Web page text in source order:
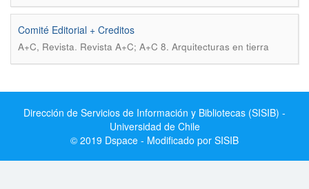
Comité Editorial + Creditos
A+C, Revista. Revista A+C; A+C 8. Arquitecturas en tierra
Dirección de Servicios de Información y Bibliotecas (SISIB) -
Universidad de Chile
© 2019 Dspace - Modificado por SISIB